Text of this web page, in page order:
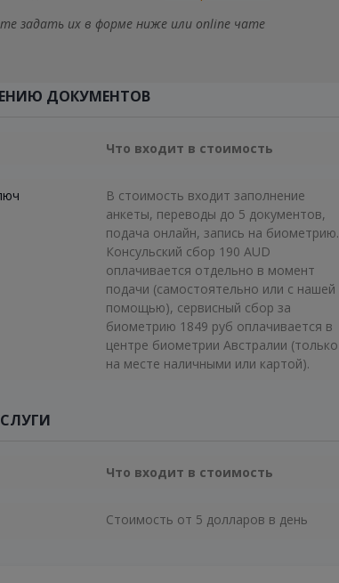
задать их в форме ниже или online чате
ДОКУМЕНТОВ
Что входит в стоимость
В стоимость входит заполнение
анкеты, переводы до 5 документов,
подача онлайн, запись на биометрию.
Консульский сбор 190 AUD
оплачивается отдельно в момент
подачи (самостоятельно или с нашей
помощью), сервисный сбор за
биометрию 1849 руб оплачивается в
центре биометрии Австралии (только
на месте наличными или картой).
Что входит в стоимость
Стоимость от 5 долларов в день